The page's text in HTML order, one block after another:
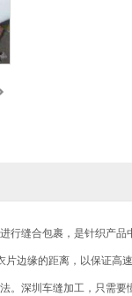
缝合包裹，是针织产
边缘的距离，以保证高
深圳车缝加工，只需